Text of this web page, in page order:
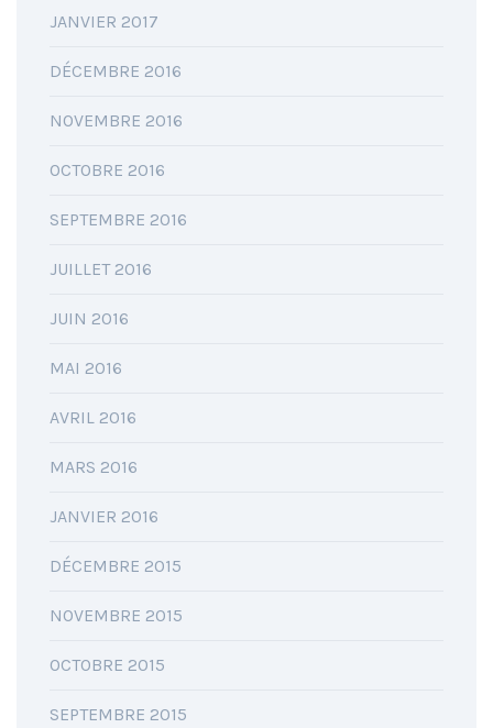
JANVIER 2017
DÉCEMBRE 2016
NOVEMBRE 2016
OCTOBRE 2016
SEPTEMBRE 2016
JUILLET 2016
JUIN 2016
MAI 2016
AVRIL 2016
MARS 2016
JANVIER 2016
DÉCEMBRE 2015
NOVEMBRE 2015
OCTOBRE 2015
SEPTEMBRE 2015